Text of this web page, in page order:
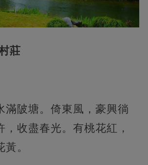
莊
滿陂塘。倚東風，豪興徜
，收盡春光。有桃花紅，
。